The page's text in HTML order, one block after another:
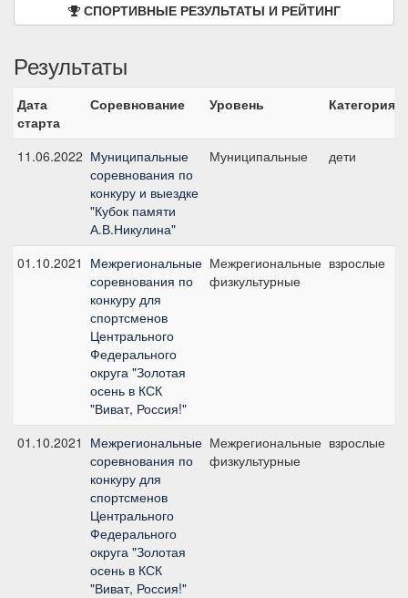
СПОРТИВНЫЕ РЕЗУЛЬТАТЫ И РЕЙТИНГ
Результаты
Дата
старта
Соревнование Уровень Категория
11.06.2022 Муниципальные
соревнования по
конкуру и выездке
"Кубок памяти
А.В.Никулина"
Муниципальные дети
01.10.2021 Межрегиональные
соревнования по
конкуру для
спортсменов
Центрального
Федерального
округа "Золотая
осень в КСК
"Виват, Россия!"
Межрегиональные
физкультурные
взрослые
01.10.2021 Межрегиональные
соревнования по
конкуру для
спортсменов
Центрального
Федерального
округа "Золотая
осень в КСК
"Виват, Россия!"
Межрегиональные
физкультурные
взрослые